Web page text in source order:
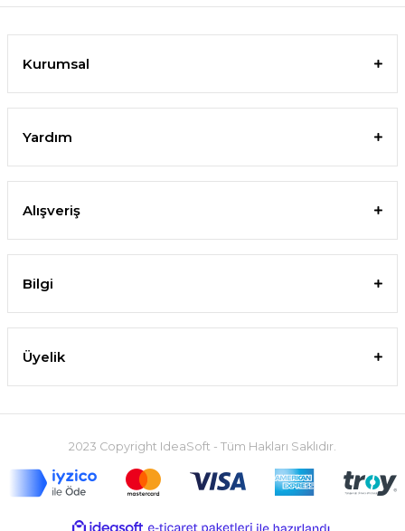
Kurumsal
Yardım
Alışveriş
Bilgi
Üyelik
2023 Copyright IdeaSoft - Tüm Hakları Saklıdır.
ideasoft e-